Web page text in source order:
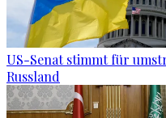
US-Senat stimmt für
Russland